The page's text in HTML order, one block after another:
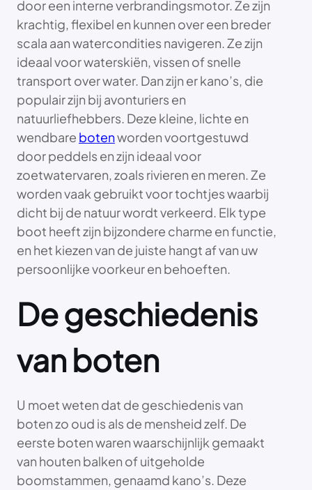
door een interne verbrandingsmotor. Ze zijn
krachtig, flexibel en kunnen over een breder
scala aan watercondities navigeren. Ze zijn
ideaal voor waterskiën, vissen of snelle
transport over water. Dan zijn er kano’s, die
populair zijn bij avonturiers en
natuurliefhebbers. Deze kleine, lichte en
wendbare botenworden voortgestuwd
door peddels en zijn ideaal voor
zoetwatervaren, zoals rivieren en meren. Ze
worden vaak gebruikt voor tochtjes waarbij
dicht bij de natuur wordt verkeerd. Elk type
boot heeft zijn bijzondere charme en functie,
en het kiezen van de juiste hangt af van uw
persoonlijke voorkeur en behoeften.
De geschiedenis
van boten
U moet weten dat de geschiedenis van
boten zo oud is als de mensheid zelf. De
eerste boten waren waarschijnlijk gemaakt
van houten balken of uitgeholde
boomstammen, genaamd kano’s. Deze